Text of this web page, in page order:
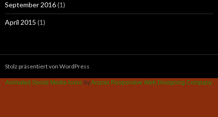
September 2016(1)
April 2015 (1)
Stolz präsentiert von WordPress
Animated Social Media Icons byAcurax Responsive Web Designing Company